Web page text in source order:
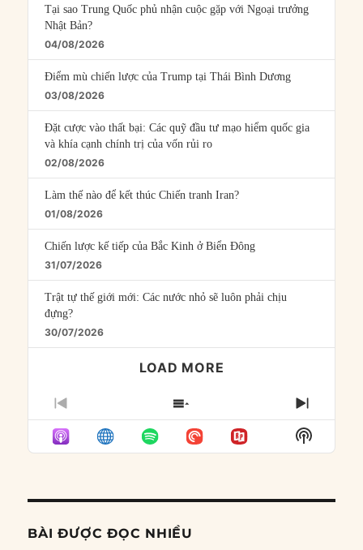
Tại sao Trung Quốc phủ nhận cuộc gặp với Ngoại trưởng
Nhật Bản?
04/08/2026
Điểm mù chiến lược của Trump tại Thái Bình Dương
03/08/2026
Đặt cược vào thất bại: Các quỹ đầu tư mạo hiểm quốc gia
và khía cạnh chính trị của vốn rủi ro
02/08/2026
Làm thế nào để kết thúc Chiến tranh Iran?
01/08/2026
Chiến lược kế tiếp của Bắc Kinh ở Biển Đông
31/07/2026
Trật tự thế giới mới: Các nước nhỏ sẽ luôn phải chịu
đựng?
30/07/2026
LOAD MORE
PREVIOUS
EPISODE
SHOW
EPISODES
LIST
NEXT
Show
Podcast
BÀI ĐƯỢC ĐỌC NHIỀU